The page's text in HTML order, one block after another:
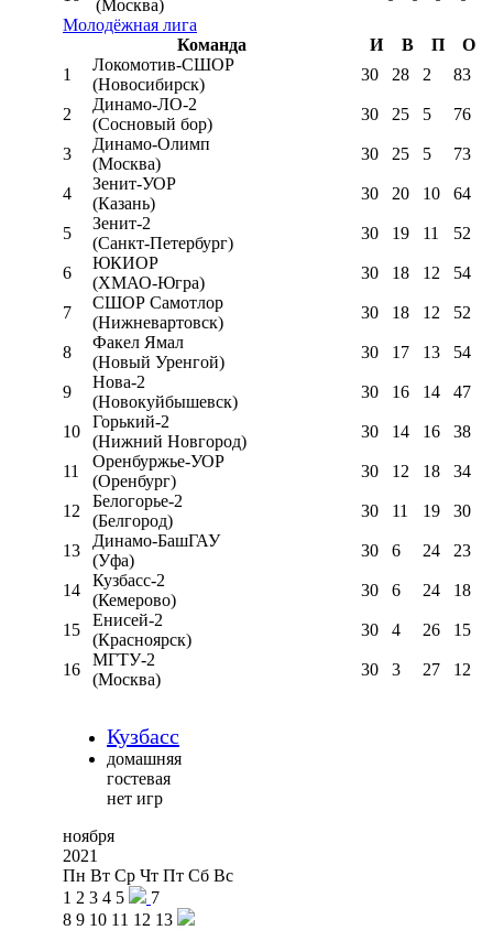
(Москва)
Молодёжная лига
Команда
И В П
О
1
Локомотив-CШОР
(Новосибирск)
30 28 2 83
2
Динамо-ЛО-2
(Сосновый бор)
30 25 5 76
3
Динамо-Олимп
(Москва)
30 25 5 73
4
Зенит-УОР
(Казань)
30 20 10 64
5
Зенит-2
(Санкт-Петербург)
30 19 11 52
6
ЮКИОР
(ХМАО-Югра)
30 18 12 54
7
СШОР Самотлор
(Нижневартовск)
30 18 12 52
8
Факел Ямал
(Новый Уренгой)
30 17 13 54
9
Нова-2
(Новокуйбышевск)
30 16 14 47
10
Горький-2
(Нижний Новгород)
30 14 16 38
11
Оренбуржье-УОР
(Оренбург)
30 12 18 34
12
Белогорье-2
(Белгород)
30 11 19 30
13
Динамо-БашГАУ
(Уфа)
30 6 24 23
14
Кузбасс-2
(Кемерово)
30 6 24 18
15
Енисей-2
(Красноярск)
30 4 26 15
16
МГТУ-2
(Москва)
30 3 27 12
Кузбасс
домашняя
гостевая
нет игр
ноября
2021
Пн Вт Ср Чт Пт Сб Вс
1 2 3 4 5
7
8 9 10 11 12 13